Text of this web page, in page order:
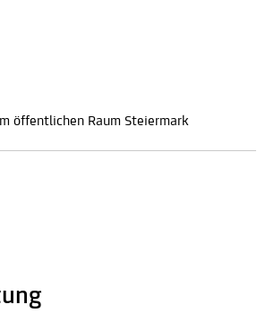
öffentlichen Raum Steiermark